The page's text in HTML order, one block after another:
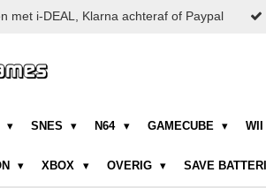
met i-DEAL, Klarna achteraf of Paypal
SNES N64 GAMECUBE WII
XBOX OVERIG SAVE